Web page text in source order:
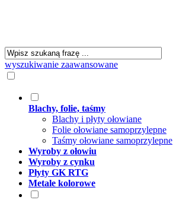
wyszukiwanie zaawansowane
Blachy, folie, taśmy
Blachy i płyty ołowiane
Folie ołowiane samoprzylepne
Taśmy ołowiane samoprzylepne
Wyroby z ołowiu
Wyroby z cynku
Płyty GK RTG
Metale kolorowe